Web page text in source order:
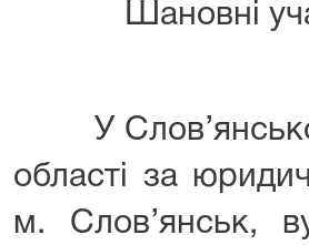
Шановні
У
області за
м. Слов’янськ,